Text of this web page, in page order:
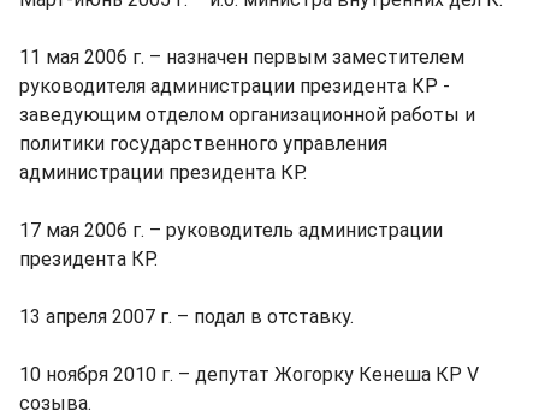
11 мая 2006 г. – назначен первым заместителем
руководителя администрации президента КР -
заведующим отделом организационной работы и
политики государственного управления
администрации президента КР.
17 мая 2006 г. – руководитель администрации
президента КР.
13 апреля 2007 г. – подал в отставку.
10 ноября 2010 г. – депутат Жогорку Кенеша КР V
созыва.